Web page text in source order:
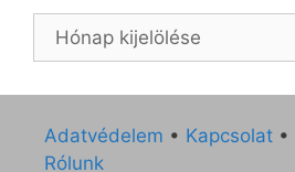
Archívum
Adatvédelem • Kapcsolat •
Rólunk